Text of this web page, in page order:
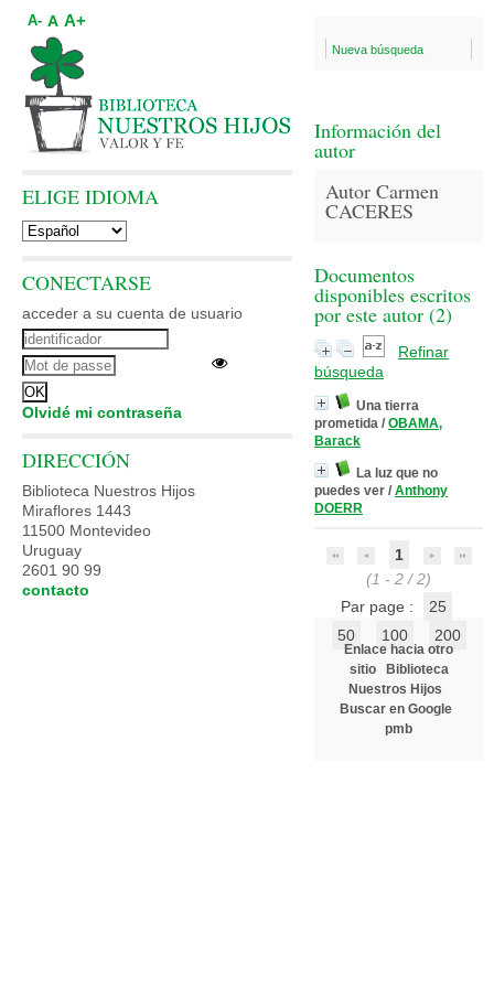
Nueva búsqueda
Información del
autor
Autor Carmen
CACERES
Documentos
disponibles escritos
por este autor (2)
Refinar
búsqueda
Una tierra
prometida / OBAMA,
Barack
La luz que no
puedes ver / Anthony
DOERR
1
(1 - 2 / 2)
Par page :
25
50
100 200
Enlace hacia otro
sitio
Biblioteca
Nuestros Hijos
Buscar en Google
pmb
A- A A+
ELIGE IDIOMA
CONECTARSE
acceder a su cuenta de usuario
Olvidé mi contraseña
DIRECCIÓN
Biblioteca Nuestros Hijos
Miraflores 1443
11500 Montevideo
Uruguay
2601 90 99
contacto